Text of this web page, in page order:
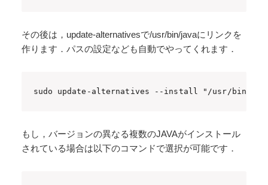
その後は，update-alternativesで/usr/bin/javaにリンクを
作ります．パスの設定なども自動でやってくれます．
sudo update-alternatives --install "/usr/bin/
もし，バージョンの異なる複数のJAVAがインストール
されている場合は以下のコマンドで選択が可能です．